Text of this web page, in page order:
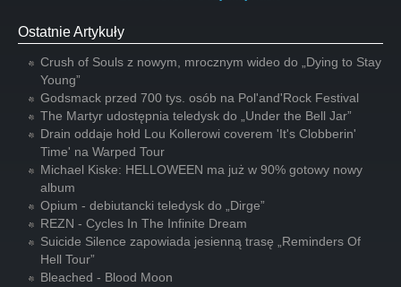
Ostatnie Artykuły
Crush of Souls z nowym, mrocznym wideo do „Dying to Stay
Young”
Godsmack przed 700 tys. osób na Pol'and'Rock Festival
The Martyr udostępnia teledysk do „Under the Bell Jar”
Drain oddaje hołd Lou Kollerowi coverem 'It's Clobberin'
Time' na Warped Tour
Michael Kiske: HELLOWEEN ma już w 90% gotowy nowy
album
Opium - debiutancki teledysk do „Dirge”
REZN - Cycles In The Infinite Dream
Suicide Silence zapowiada jesienną trasę „Reminders Of
Hell Tour”
Bleached - Blood Moon